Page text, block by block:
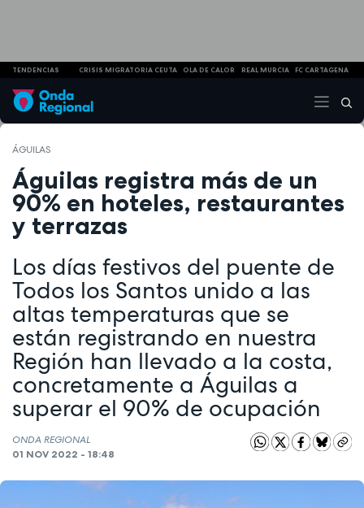
TENDENCIAS CRISIS MIGRATORIA CEUTA OLA DE CALOR REAL MURCIA FC CARTAGENA
ÁGUILAS
Águilas registra más de un
90% en hoteles, restaurantes
y terrazas
Los días festivos del puente de
Todos los Santos unido a las
altas temperaturas que se
están registrando en nuestra
Región han llevado a la costa,
concretamente a Águilas a
superar el 90% de ocupación
ONDA REGIONAL
01 NOV 2022 - 18:48